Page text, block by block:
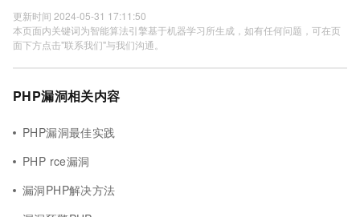
更新时间 2024-05-31 17:11:50
本页面内关键词为智能算法引擎基于机器学习所生成，如有任何问题，可在页
面下方点击"联系我们"与我们沟通。
PHP漏洞相关内容
PHP漏洞最佳实践
PHP rce漏洞
漏洞PHP解决方法